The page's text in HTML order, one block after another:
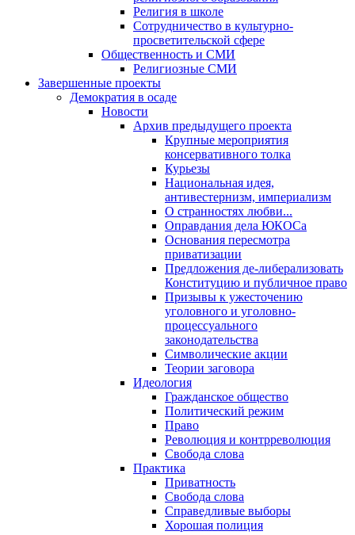
Религия в школе
Сотрудничество в культурно-
просветительской сфере
Общественность и СМИ
Религиозные СМИ
Завершенные проекты
Демократия в осаде
Новости
Архив предыдущего проекта
Крупные мероприятия
консервативного толка
Курьезы
Национальная идея,
антивестернизм, империализм
О странностях любви...
Оправдания дела ЮКОСа
Основания пересмотра
приватизации
Предложения де-либерализовать
Конституцию и публичное право
Призывы к ужесточению
уголовного и уголовно-
процессуального
законодательства
Символические акции
Теории заговора
Идеология
Гражданское общество
Политический режим
Право
Революция и контрреволюция
Свобода слова
Практика
Приватность
Свобода слова
Справедливые выборы
Хорошая полиция